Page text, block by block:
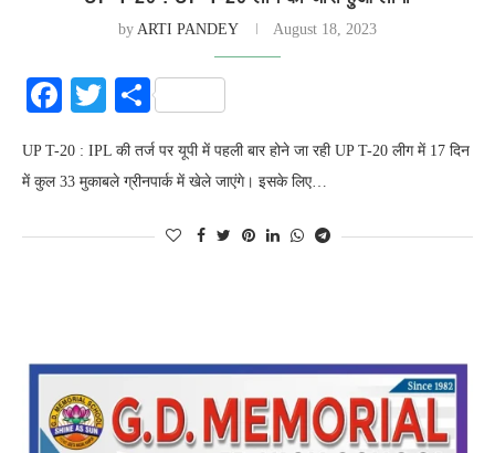
by ARTI PANDEY August 18, 2023
Facebook
Twitter
Share
UP T-20 : IPL की तर्ज पर यूपी में पहली बार होने जा रही UP T-20 लीग में 17 दिन
में कुल 33 मुकाबले ग्रीनपार्क में खेले जाएंगे। इसके लिए…